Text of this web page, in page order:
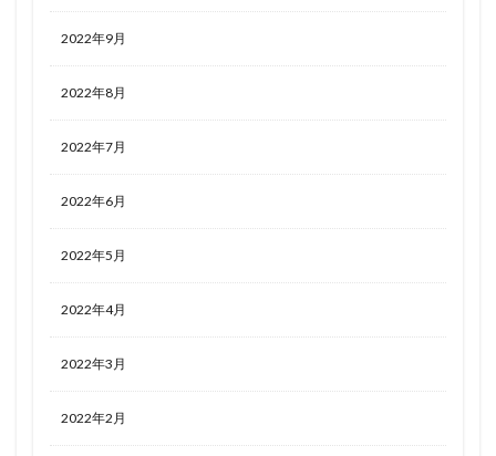
2022年9月
2022年8月
2022年7月
2022年6月
2022年5月
2022年4月
2022年3月
2022年2月